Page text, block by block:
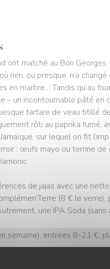
ont matché au Bon
rien, ou presque, n’a
en marbre… Tandis qu’au
– un incontournable pâté
tartare de veau titillé
rôti au paprika fumé,
sur lequel on fit
: œufs mayo ou terrine
de jajas avec une
(8 € le
une IPA Soda
semaine), entrées 8-21 €,